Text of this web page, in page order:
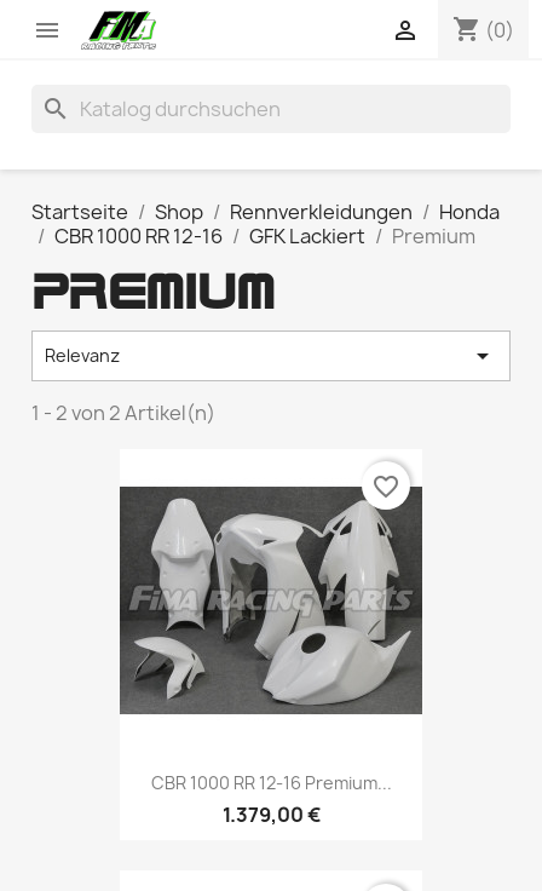
 shopping_cart (0)

search
Startseite Shop Rennverkleidungen
Honda
CBR 1000 RR 12-16
GFK Lackiert Premium
PREMIUM
Relevanz 
1 - 2 von 2 Artikel(n)
CBR 1000 RR 12-16 Premium...
1.379,00 €
favorite_border